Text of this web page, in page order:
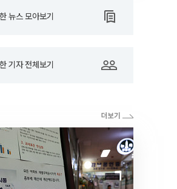
뉴스 모아보기
기자 전체보기